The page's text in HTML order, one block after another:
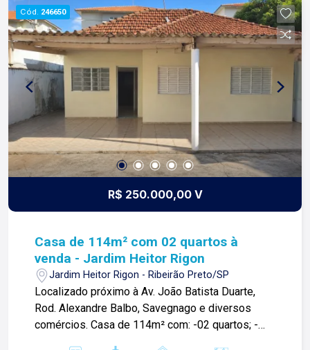
nossa missão, nosso propósito e o verdadeiro
sentido de tudo que fazemos. Todos os dias
construímos laços fortes e indeléveis com
nossos proprietários e clientes. Somos uma
imobiliária que equilibra a tradicionalidade com o
arrojo e a força comercial da atualidade. A Lago é
sua principal imobiliária em Ribeirão Preto!
Cód. 246650
R$ 250.000,00 V
Casa de 114m² com 02 quartos à
venda - Jardim Heitor Rigon
Jardim Heitor Rigon - Ribeirão Preto/SP
Localizado próximo à Av. João Batista Duarte,
Rod. Alexandre Balbo, Savegnago e diversos
comércios. Casa de 114m² com: -02 quartos; -